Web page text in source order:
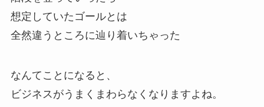
想定していたゴールとは
全然違うところに辿り着いちゃった
なんてことになると、
ビジネスがうまくまわらなくなりますよね。